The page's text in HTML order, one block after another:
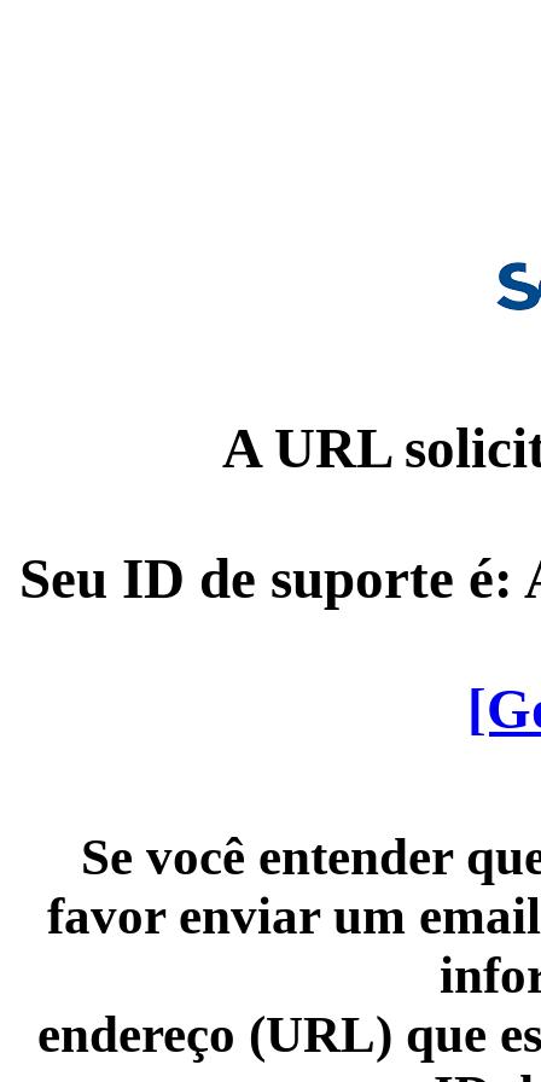
A URL
Seu ID de suporte é:
Se você entender
favor enviar um
endereço (URL) que